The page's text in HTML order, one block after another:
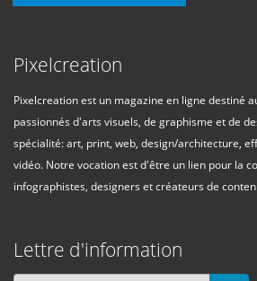
Pixelcreation
Pixelcreation est un magazine en ligne destiné
passionnés d'arts visuels, de graphisme et de
spécialité: art, print, web, design/architecture,
vidéo. Notre vocation est d'être un lien pour la
infographistes, designers et créateurs de
Lettre d'information